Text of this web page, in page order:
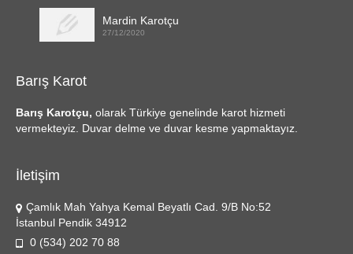
Mardin Karotçu
27/12/2020
Barış Karot
Barış Karotçu, olarak Türkiye genelinde karot hizmeti
vermekteyiz. Duvar delme ve duvar kesme yapmaktayız.
İletişim
Çamlık Mah Yahya Kemal Beyatlı Cad. 9/B No:52
İstanbul Pendik 34912
0 (534) 202 70 88